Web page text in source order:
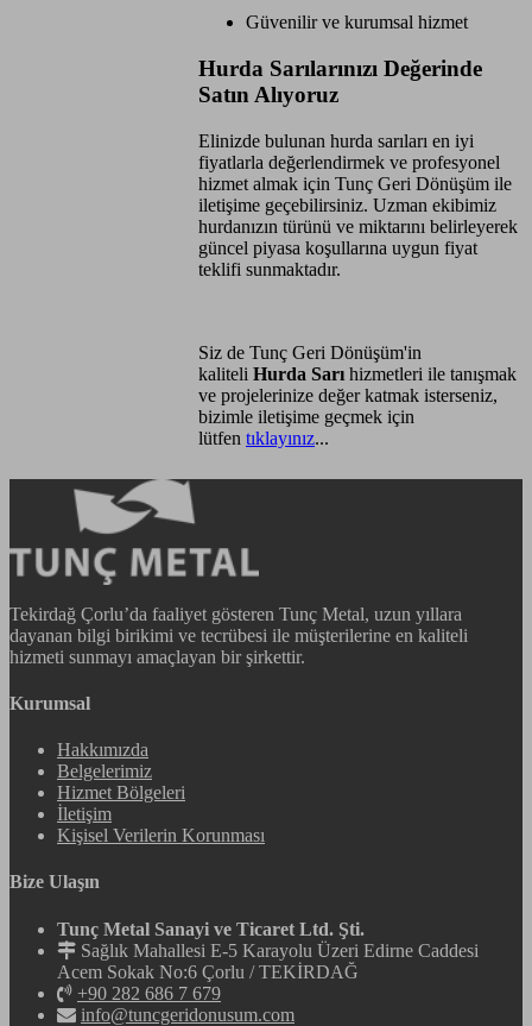
Güvenilir ve kurumsal hizmet
Hurda Sarılarınızı Değerinde
Satın Alıyoruz
Elinizde bulunan hurda sarıları en iyi
fiyatlarla değerlendirmek ve profesyonel
hizmet almak için Tunç Geri Dönüşüm ile
iletişime geçebilirsiniz. Uzman ekibimiz
hurdanızın türünü ve miktarını belirleyerek
güncel piyasa koşullarına uygun fiyat
teklifi sunmaktadır.
Siz de Tunç Geri Dönüşüm'in
kaliteliHurda Sarıhizmetleri ile tanışmak
ve projelerinize değer katmak isterseniz,
bizimle iletişime geçmek için
lütfentıklayınız...
Tekirdağ Çorlu’da faaliyet gösteren Tunç Metal, uzun yıllara
dayanan bilgi birikimi ve tecrübesi ile müşterilerine en kaliteli
hizmeti sunmayı amaçlayan bir şirkettir.
Kurumsal
Hakkımızda
Belgelerimiz
Hizmet Bölgeleri
İletişim
Kişisel Verilerin Korunması
Bize Ulaşın
Tunç Metal Sanayi ve Ticaret Ltd. Şti.
Sağlık Mahallesi E-5 Karayolu Üzeri Edirne Caddesi
Acem Sokak No:6 Çorlu / TEKİRDAĞ
+90 282 686 7 679
info@tuncgeridonusum.com